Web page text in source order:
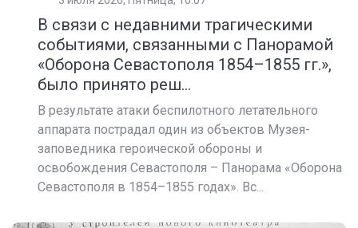
В связи с недавними трагическими
событиями, связанными с Панорамой
«Оборона Севастополя 1854–1855 гг.»,
было принято реш...
В результате атаки беспилотного летательного
аппарата пострадал один из объектов Музея-
заповедника героической обороны и
освобождения Севастополя – Панорама «Оборона
Севастополя в 1854–1855 годах». Вс...